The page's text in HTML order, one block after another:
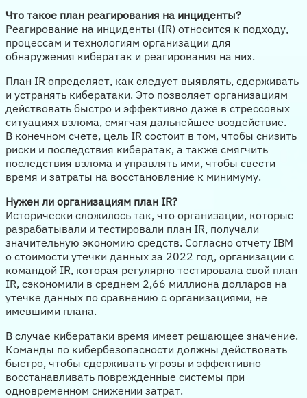
Что такое план реагирования на инциденты?
Реагирование на инциденты (IR) относится к подходу,
процессам и технологиям организации для
обнаружения кибератак и реагирования на них.
План IR определяет, как следует выявлять, сдерживать
и устранять кибератаки. Это позволяет организациям
действовать быстро и эффективно даже в стрессовых
ситуациях взлома, смягчая дальнейшее воздействие.
В конечном счете, цель IR состоит в том, чтобы снизить
риски и последствия кибератак, а также смягчить
последствия взлома и управлять ими, чтобы свести
время и затраты на восстановление к минимуму.
Нужен ли организациям план IR?
Исторически сложилось так, что организации, которые
разрабатывали и тестировали план IR, получали
значительную экономию средств. Согласно отчету IBM
о стоимости утечки данных за 2022 год, организации с
командой IR, которая регулярно тестировала свой план
IR, сэкономили в среднем 2,66 миллиона долларов на
утечке данных по сравнению с организациями, не
имевшими плана.
В случае кибератаки время имеет решающее значение.
Команды по кибербезопасности должны действовать
быстро, чтобы сдерживать угрозы и эффективно
восстанавливать поврежденные системы при
одновременном снижении затрат.